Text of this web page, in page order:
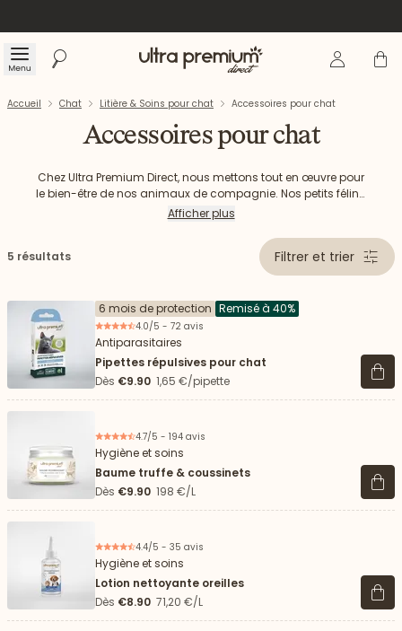
Menu Rechercher Accueil Se Panier
Accueil Chat Litière & Soins pour chat Accessoires pour chat
Accessoires pour chat
Chez Ultra Premium Direct, nous mettons tout en œuvre pour
le bien-être de nos animaux de compagnie. Nos petits félins
méritent le meilleur au quotidien. En plus du choix de leur
de leur proposer des produits d’hygiène pour chat et des
accessoires pour chat (cage de transport, gamelle, jouets,
griffoir, etc.) adaptés à leurs besoins pour prendre soin d’eux
Afficher plus
5 résultats Filtrer et trier
6 mois de protection Remisé à 40%
4.0/5 - 72 avis
Antiparasitaires
Pipettes répulsives pour chat
Dès €9.90 1,65 €/pipette Voir
4.7/5 - 194 avis
Hygiène et soins
Baume truffe & coussinets
Dès €9.90 198 €/L Voir
4.4/5 - 35 avis
Hygiène et soins
Lotion nettoyante oreilles
Dès €8.90 71,20 €/L Voir